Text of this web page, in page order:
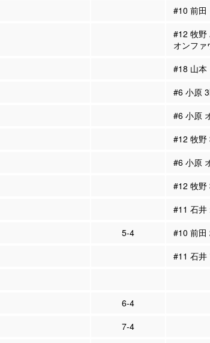
#10 前
#12 牧野
オンファ
#18 山
#6 小原
#6 小原
#12 牧野
#6 小原
#12 牧野
#11 石井
5-4
#10 前田
#11 石井
6-4
7-4